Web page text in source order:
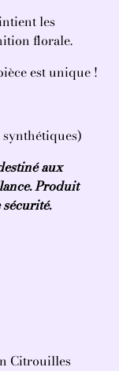
les
florale.
est unique !
aux
Produit
Citrouilles